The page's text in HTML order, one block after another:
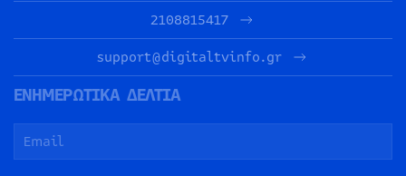
2108815417
support@digitaltvinfo.gr
ΕΝΗΜΕΡΩΤΙΚΑ ΔΕΛΤΙΑ